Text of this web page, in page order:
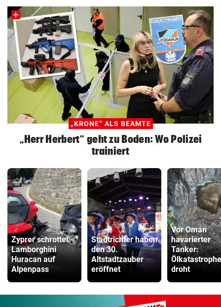
„KRONE“ ALS BEAMTE
„Herr Herbert“ geht zu Boden: Wo Polizei
trainiert
Zyprer schrottet
Lamborghini
Huracan auf
Alpenpass
Stadtrichter haben
den 30.
Altstadtzauber
eröffnet
Vor Oman
havarierter
Tanker:
Ölkatastrophe
droht